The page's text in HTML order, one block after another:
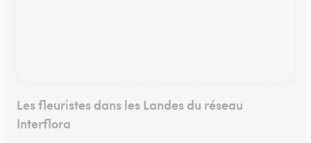
Les fleuristes dans les Landes du réseau
Interflora